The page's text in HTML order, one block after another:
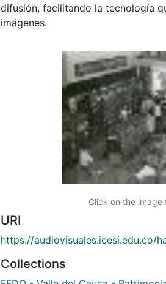
difusión, facilitando la tecnología
imágenes.
Click on the
URI
https://audiovisuales.icesi.edu.co/
Collections